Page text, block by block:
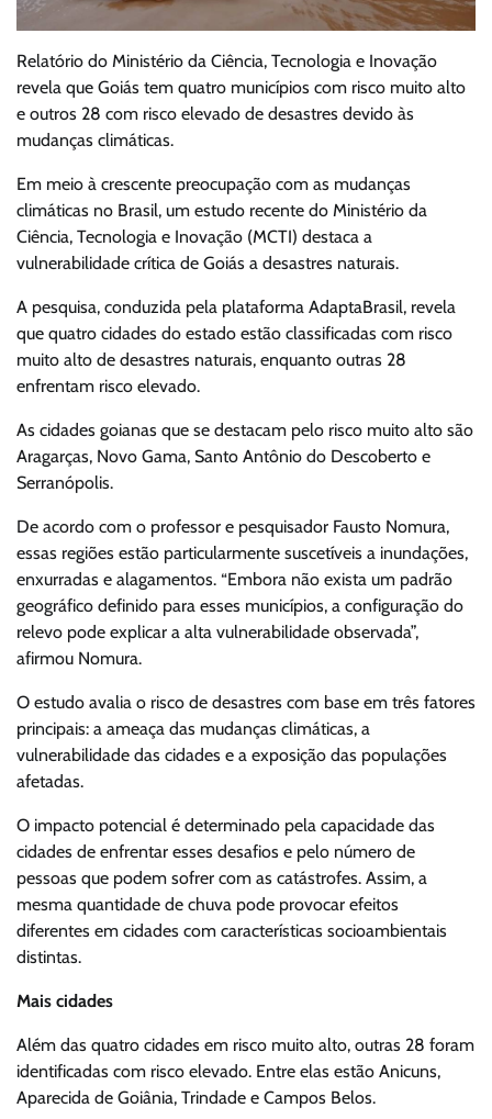
Relatório do Ministério da Ciência, Tecnologia e Inovação
revela que Goiás tem quatro municípios com risco muito alto
e outros 28 com risco elevado de desastres devido às
mudanças climáticas.
Em meio à crescente preocupação com as mudanças
climáticas no Brasil, um estudo recente do Ministério da
Ciência, Tecnologia e Inovação (MCTI) destaca a
vulnerabilidade crítica de Goiás a desastres naturais.
A pesquisa, conduzida pela plataforma AdaptaBrasil, revela
que quatro cidades do estado estão classificadas com risco
muito alto de desastres naturais, enquanto outras 28
enfrentam risco elevado.
As cidades goianas que se destacam pelo risco muito alto são
Aragarças, Novo Gama, Santo Antônio do Descoberto e
Serranópolis.
De acordo com o professor e pesquisador Fausto Nomura,
essas regiões estão particularmente suscetíveis a inundações,
enxurradas e alagamentos. “Embora não exista um padrão
geográfico definido para esses municípios, a configuração do
relevo pode explicar a alta vulnerabilidade observada”,
afirmou Nomura.
O estudo avalia o risco de desastres com base em três fatores
principais: a ameaça das mudanças climáticas, a
vulnerabilidade das cidades e a exposição das populações
afetadas.
O impacto potencial é determinado pela capacidade das
cidades de enfrentar esses desafios e pelo número de
pessoas que podem sofrer com as catástrofes. Assim, a
mesma quantidade de chuva pode provocar efeitos
diferentes em cidades com características socioambientais
distintas.
Mais cidades
Além das quatro cidades em risco muito alto, outras 28 foram
identificadas com risco elevado. Entre elas estão Anicuns,
Aparecida de Goiânia, Trindade e Campos Belos.